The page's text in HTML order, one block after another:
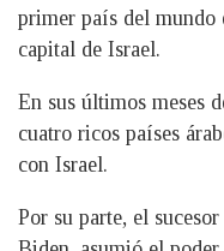
primer país del mundo
capital de Israel.
En sus últimos meses
cuatro ricos países
con Israel.
Por su parte, el